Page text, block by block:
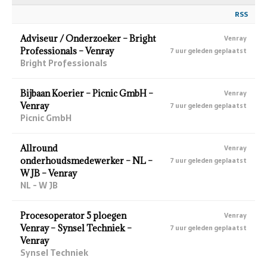
RSS
Adviseur / Onderzoeker – Bright
Professionals – Venray
Bright Professionals
Venray
7 uur geleden geplaatst
Bijbaan Koerier – Picnic GmbH –
Venray
Picnic GmbH
Venray
7 uur geleden geplaatst
Allround
onderhoudsmedewerker – NL –
W JB – Venray
NL - W JB
Venray
7 uur geleden geplaatst
Procesoperator 5 ploegen
Venray – Synsel Techniek –
Venray
Synsel Techniek
Venray
7 uur geleden geplaatst